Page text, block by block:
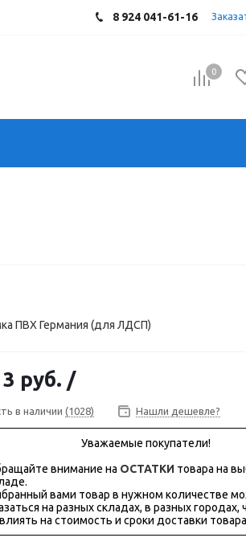
8 924 041-61-16
0
ПВХ Германия (для ЛДСП)
3 руб. /
в наличии (1028) Нашли дешевле?
Уважаемые покупатели!
внимание на ОСТАТКИ товара на
вами товар в нужном количестве
на разных складах, в разных
на стоимость и сроки доставки товара